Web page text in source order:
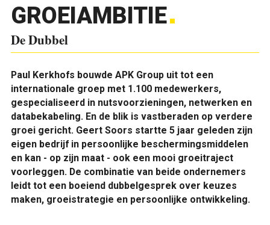
GROEIAMBITIE
De Dubbel
Paul Kerkhofs bouwde APK Group uit tot een
internationale groep met 1.100 medewerkers,
gespecialiseerd in nutsvoorzieningen, netwerken en
databekabeling. En de blik is vastberaden op verdere
groei gericht. Geert Soors startte 5 jaar geleden zijn
eigen bedrijf in persoonlijke beschermingsmiddelen
en kan - op zijn maat - ook een mooi groeitraject
voorleggen. De combinatie van beide ondernemers
leidt tot een boeiend dubbelgesprek over keuzes
maken, groeistrategie en persoonlijke ontwikkeling.